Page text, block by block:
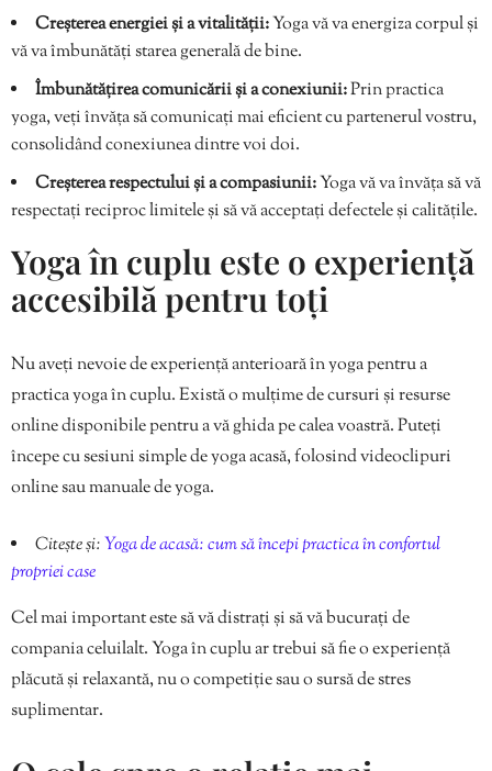
Creșterea energiei și a vitalității:Yoga vă va energiza corpul și
vă va îmbunătăți starea generală de bine.
Îmbunătățirea comunicării și a conexiunii:Prin practica
yoga, veți învăța să comunicați mai eficient cu partenerul vostru,
consolidând conexiunea dintre voi doi.
Creșterea respectului și a compasiunii:Yoga vă va învăța să vă
respectați reciproc limitele și să vă acceptați defectele și calitățile.
Yoga în cuplu este o experiență
accesibilă pentru toți
Nu aveți nevoie de experiență anterioară în yoga pentru a
practica yoga în cuplu. Există o mulțime de cursuri și resurse
online disponibile pentru a vă ghida pe calea voastră. Puteți
începe cu sesiuni simple de yoga acasă, folosind videoclipuri
online sau manuale de yoga.
Citește și:Yoga de acasă: cum să începi practica în confortul
propriei case
Cel mai important este să vă distrați și să vă bucurați de
compania celuilalt. Yoga în cuplu ar trebui să fie o experiență
plăcută și relaxantă, nu o competiție sau o sursă de stres
suplimentar.